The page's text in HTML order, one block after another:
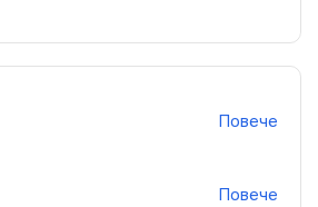
Повече
Повече